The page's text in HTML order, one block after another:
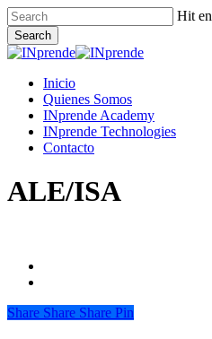
Skip
to
main
content
Hit
Search
Close
Menu
Inicio
Quienes Somos
INprende Academy
INprende Technologies
Contacto
ALE/ISA
Share
Share Share Share Pin